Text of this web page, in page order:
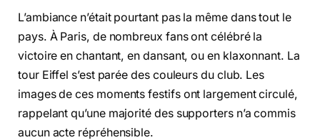
L’ambiance n’était pourtant pas la même dans tout le
pays. À Paris, de nombreux fans ont célébré la
victoire en chantant, en dansant, ou en klaxonnant. La
tour Eiffel s’est parée des couleurs du club. Les
images de ces moments festifs ont largement circulé,
rappelant qu’une majorité des supporters n’a commis
aucun acte répréhensible.